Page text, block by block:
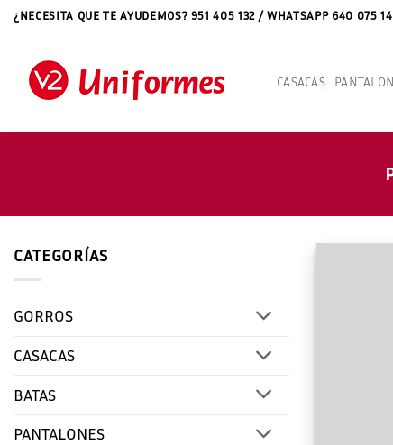
Saltar
contenido
¿NECESITA QUE TE AYUDEMOS? 951 405 132 / WHATSAPP 640 075
CASACAS
CATEGORÍAS
GORROS
CASACAS
BATAS
PANTALONES